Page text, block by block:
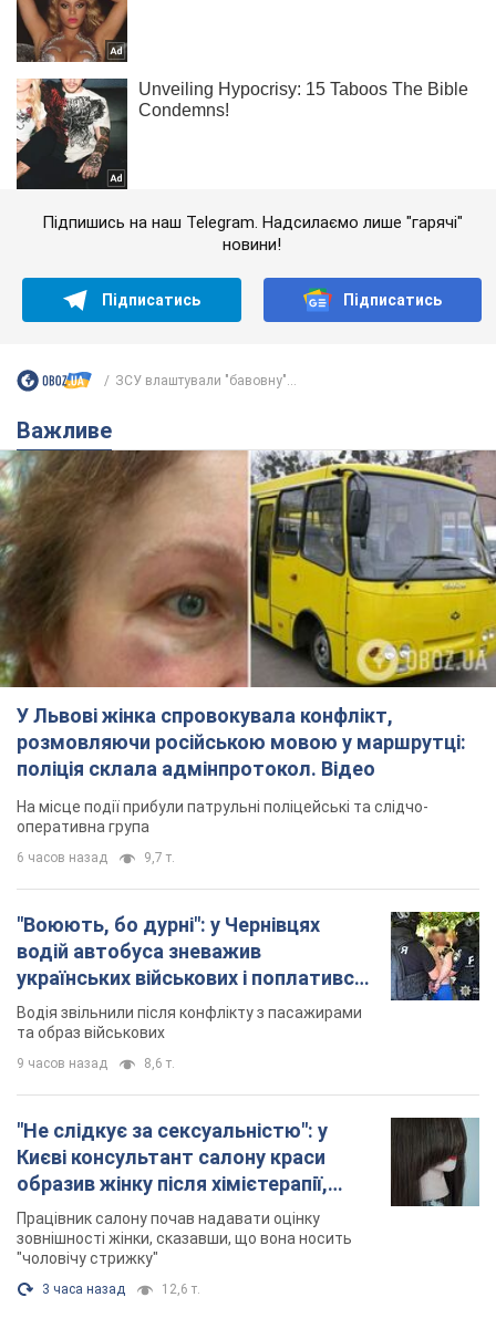
Підпишись на наш Telegram. Надсилаємо лише "гарячі"
новини!
Підписатись Підписатись
ЗСУ влаштували "бавовну"...
Важливе
У Львові жінка спровокувала конфлікт,
розмовляючи російською мовою у маршрутці:
поліція склала адмінпротокол. Відео
На місце події прибули патрульні поліцейські та слідчо-
оперативна група
6 часов назад 9,7 т.
"Воюють, бо дурні": у Чернівцях
водій автобуса зневажив
українських військових і поплатився.
Відео
Водія звільнили після конфлікту з пасажирами
та образ військових
9 часов назад 8,6 т.
"Не слідкує за сексуальністю": у
Києві консультант салону краси
образив жінку після хімієтерапії,
розгорівся скандал. Фото
Працівник салону почав надавати оцінку
зовнішності жінки, сказавши, що вона носить
"чоловічу стрижку"
3 часа назад 12,6 т.